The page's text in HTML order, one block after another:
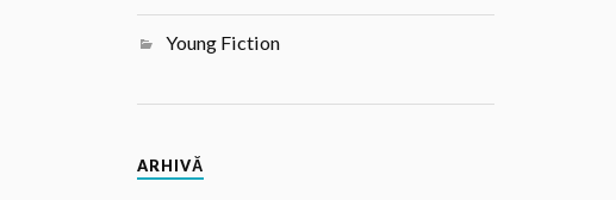
Young Fiction
ARHIVĂ